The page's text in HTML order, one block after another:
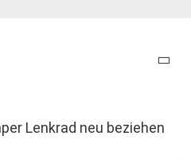
Lenkrad neu beziehen